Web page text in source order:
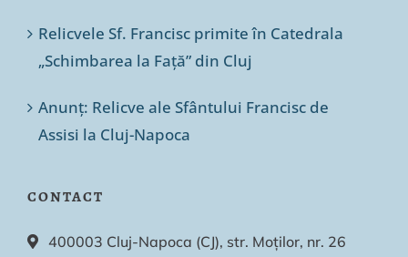
Relicvele Sf. Francisc primite în Catedrala
„Schimbarea la Față” din Cluj
Anunț: Relicve ale Sfântului Francisc de
Assisi la Cluj-Napoca
CONTACT
400003 Cluj-Napoca (CJ), str. Moților, nr. 26